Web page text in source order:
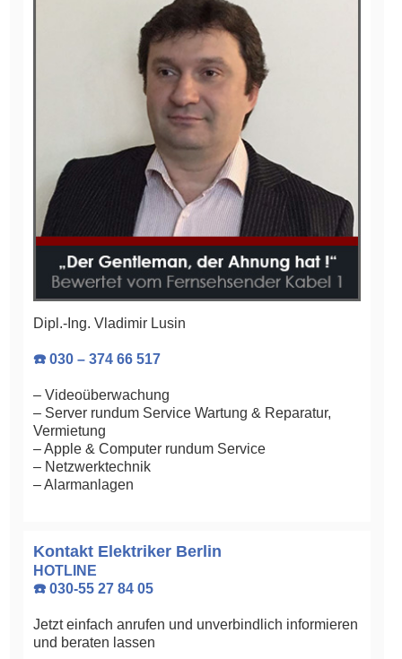
Dipl.-Ing. Vladimir Lusin
☎️ 030 – 374 66 517
– Videoüberwachung
– Server rundum Service Wartung & Reparatur,
Vermietung
– Apple & Computer rundum Service
– Netzwerktechnik
– Alarmanlagen
Kontakt Elektriker Berlin
HOTLINE
☎️ 030-55 27 84 05
Jetzt einfach anrufen und unverbindlich informieren
und beraten lassen